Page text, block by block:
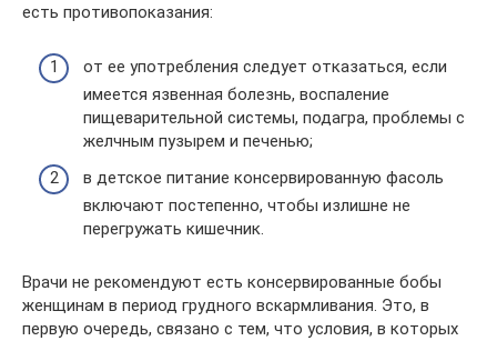
есть противопоказания:
от ее употребления следует отказаться, если
имеется язвенная болезнь, воспаление
пищеварительной системы, подагра, проблемы с
желчным пузырем и печенью;
в детское питание консервированную фасоль
включают постепенно, чтобы излишне не
перегружать кишечник.
Врачи не рекомендуют есть консервированные бобы
женщинам в период грудного вскармливания. Это, в
первую очередь, связано с тем, что условия, в которых